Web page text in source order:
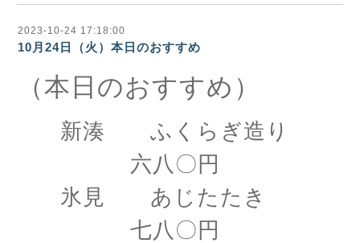
2023-10-24 17:18:00
10月24日（火）本日のおすすめ
（本日のおすすめ）
新湊 ふくらぎ造り
六八〇円
氷見 あじたたき
七八〇円